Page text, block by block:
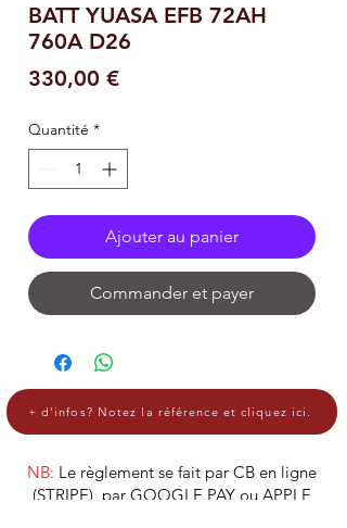
BATT YUASA EFB 72AH
760A D26
330,00 €Prix
Quantité *
Ajouter au panier
Commander et payer
+ d'infos? Notez la référence et cliquez ici.
NB: Le règlement se fait par CB en ligne
(STRIPE), par GOOGLE PAY ou APPLE